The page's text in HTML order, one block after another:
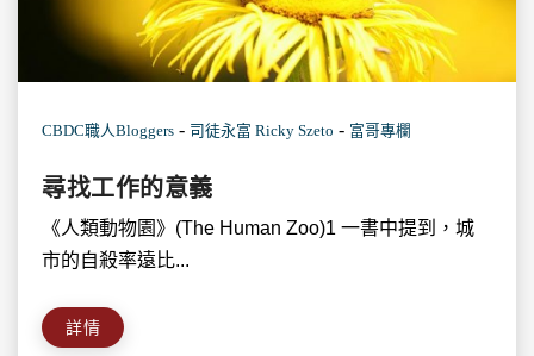
CBDC職人Bloggers - 司徒永富 Ricky Szeto - 富哥專欄
尋找工作的意義
《人類動物園》(The Human Zoo)1 一書中提到，城
市的自殺率遠比...
詳情